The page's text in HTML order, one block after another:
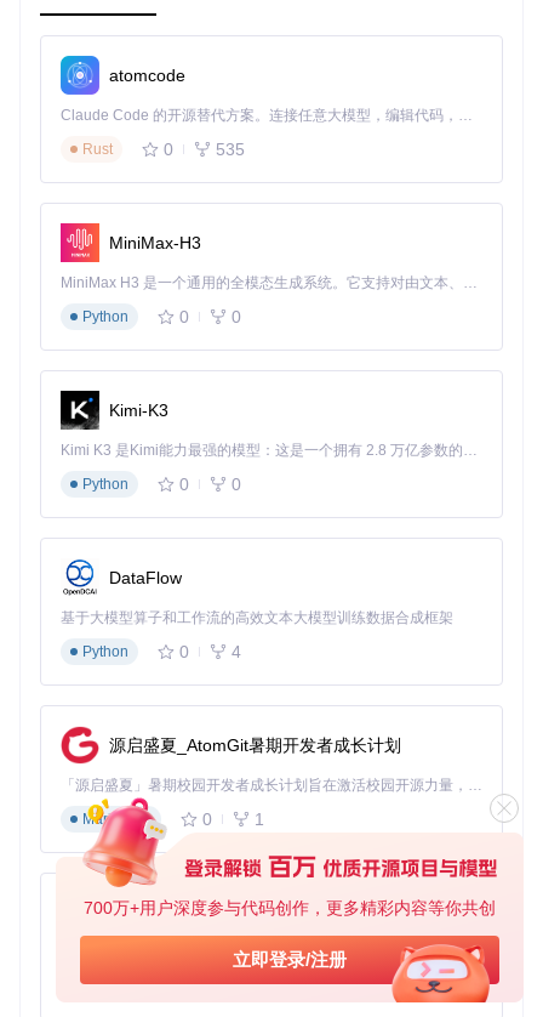
700万+用户深度参与代码创作，更多精彩内容等你共创
立即登录/注册
持文件夹级操作，可一次性完成多个文件的格式转换。
探索实际应用场景：从理论到实践的转化
企业数据安全传输方案
在企业环境中，IT部门常对可传输文件类型进行严格限制。采
准备原始Excel文件和JPG模板文件
使用apate工具选择"文件伪装"功能
导入目标文件和模板文件
配置输出路径和文件名
完成后，伪装后的文件可通过企业邮件或内部通讯工具安全传
输，接收方使用相同工具即可恢复原始格式。
前需确认接收方也具备格式恢复能力，避免数据无法正常使
用。
个人隐私保护策略
对于个人用户，可将私密文档伪装为视频文件存储在云盘中：
选择需要保护的文档文件（如.docx格式）
准备一个普通MP4文件作为伪装模板
通过工具完成格式转换
这种方法能有效避免云服务商的内容审查和格式限制。
技巧：选择大小相近的模板文件，可以减少伪装后文件大小异
常的问题。
实践操作指南：从安装到高级应用
环境准备与安装步骤
系统要求：Windows 7及以上，.NET Framework 4.7.2
获取工具：git clone https://gitcode.com/gh_mir
rors/apa/apate
安装过程：
解压下载的项目文件
双击apate.sln用Visual Studio打开
编译解决方案生成可执行文件
atomcode
Claude Code 的开源替代方案。连接任意大模型，编辑代码，运行命令，自动验证 — 全自动执行。用 Rust 构建，极致性能。 ｜ An open-source alternative to Claude Code. Connect any LLM, edit code, run commands, and verify changes — autonomously. Built in Rust for speed. Get Started
Rust
0 535
MiniMax-H3
MiniMax H3 是一个通用的全模态生成系统。它支持对由文本、图像、视频和音频组成的多模态上下文进行统一理解，并能生成分辨率高达 2K、时长可达 15 秒的带原生立体声音频的视频。得益于面向任务泛化的系统设计，H3 在预训练阶段就已具备广泛的多模态上下文理解与生成能力，能够出色地执行复杂的多模态指令。
Python
0 0
Kimi-K3
Kimi K3 是Kimi能力最强的模型：这是一个拥有 2.8 万亿参数的混合专家（MoE）模型，具备原生视觉理解能力，并支持 100 万 token 的上下文窗口。
Python
0 0
DataFlow
基于大模型算子和工作流的高效文本大模型训练数据合成框架
Python
0 4
源启盛夏_AtomGit暑期开发者成长计划
「源启盛夏」暑期校园开发者成长计划旨在激活校园开源力量，通过积分激励、认证扶持、资源倾斜等形式，引导高校组织和开发者完成「入驻 — 建项目 — 做贡献 — 获认证 — 得资源」的完整闭环。无论你是想带领社团入驻平台的组织者，还是希望用代码贡献证明自己的开发者，都能在这里找到属于你的成长路径。
Markdown
0 1
py-xiaozhi
基于Python的Xiaozhi AI，适用于想要完整Xiaozhi体验而无需拥有专用硬件的用户。
Python
0 1